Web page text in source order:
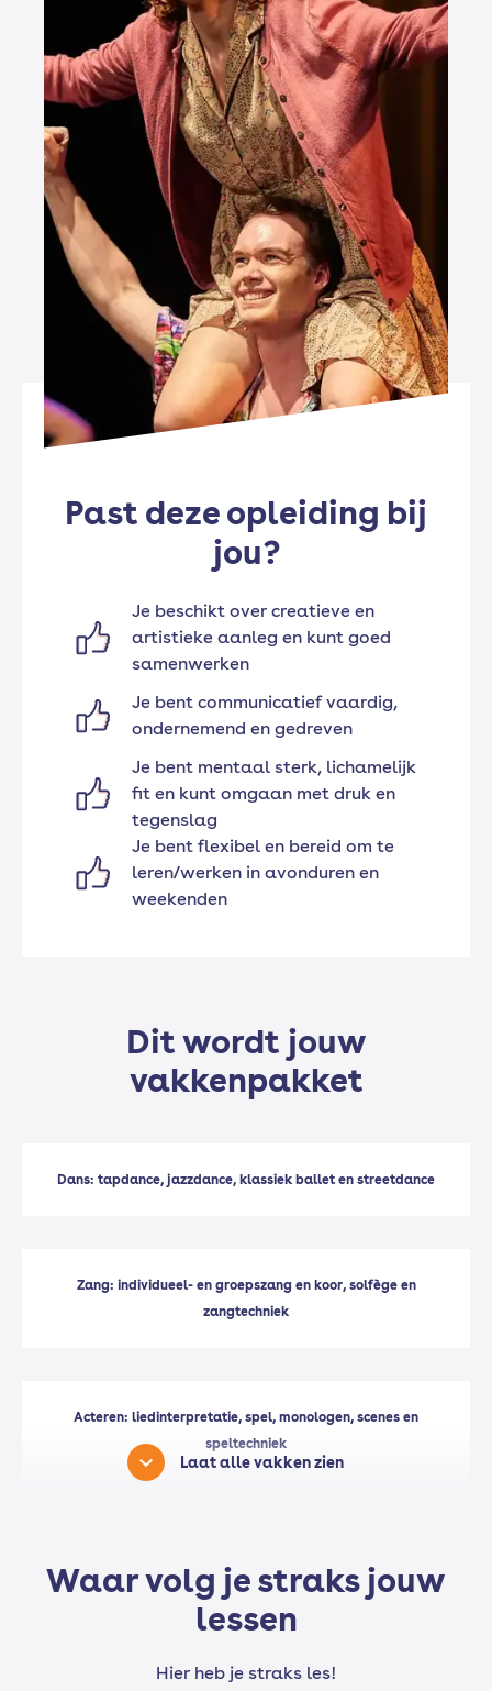
Past deze opleiding bij
jou?
Je beschikt over creatieve en
artistieke aanleg en kunt goed
samenwerken
Je bent communicatief vaardig,
ondernemend en gedreven
Je bent mentaal sterk, lichamelijk
fit en kunt omgaan met druk en
tegenslag
Je bent flexibel en bereid om te
leren/werken in avonduren en
weekenden
Dit wordt jouw
vakkenpakket
Dans: tapdance, jazzdance, klassiek ballet en streetdance
Zang: individueel- en groepszang en koor, solfège en
zangtechniek
Acteren: liedinterpretatie, spel, monologen, scenes en
speltechniek
Laat alle vakken zien
Waar volg je straks jouw
lessen
Hier heb je straks les!